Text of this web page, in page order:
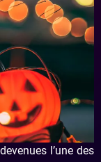
l’une des